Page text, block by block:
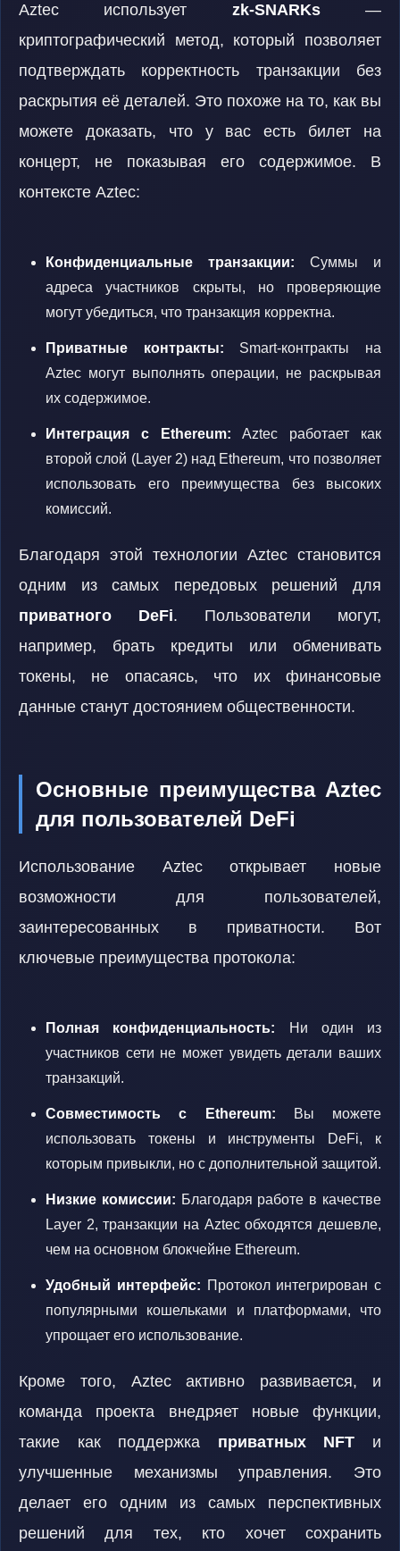
Aztec использует zk-SNARKs—
криптографический метод, который позволяет
подтверждать корректность транзакции без
раскрытия её деталей. Это похоже на то, как вы
можете доказать, что у вас есть билет на
концерт, не показывая его содержимое. В
контексте Aztec:
Конфиденциальные транзакции: Суммы и
адреса участников скрыты, но проверяющие
могут убедиться, что транзакция корректна.
Приватные контракты: Smart-контракты на
Aztec могут выполнять операции, не раскрывая
их содержимое.
Интеграция с Ethereum: Aztec работает как
второй слой (Layer 2) над Ethereum, что позволяет
использовать его преимущества без высоких
комиссий.
Благодаря этой технологии Aztec становится
одним из самых передовых решений для
приватного DeFi. Пользователи могут,
например, брать кредиты или обменивать
токены, не опасаясь, что их финансовые
данные станут достоянием общественности.
Основные преимущества Aztec
для пользователей DeFi
Использование Aztec открывает новые
возможности для пользователей,
заинтересованных в приватности. Вот
ключевые преимущества протокола:
Полная конфиденциальность: Ни один из
участников сети не может увидеть детали ваших
транзакций.
Совместимость с Ethereum: Вы можете
использовать токены и инструменты DeFi, к
которым привыкли, но с дополнительной защитой.
Низкие комиссии: Благодаря работе в качестве
Layer 2, транзакции на Aztec обходятся дешевле,
чем на основном блокчейне Ethereum.
Удобный интерфейс: Протокол интегрирован с
популярными кошельками и платформами, что
упрощает его использование.
Кроме того, Aztec активно развивается, и
команда проекта внедряет новые функции,
такие как поддержка приватных NFT и
улучшенные механизмы управления. Это
делает его одним из самых перспективных
решений для тех, кто хочет сохранить